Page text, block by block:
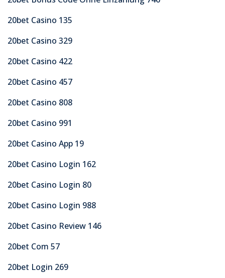
20bet Casino 135
20bet Casino 329
20bet Casino 422
20bet Casino 457
20bet Casino 808
20bet Casino 991
20bet Casino App 19
20bet Casino Login 162
20bet Casino Login 80
20bet Casino Login 988
20bet Casino Review 146
20bet Com 57
20bet Login 269